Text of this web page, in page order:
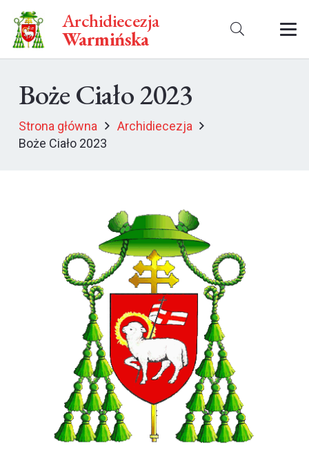
Archidiecezja
Warmińska
Boże Ciało 2023
Strona główna
Archidiecezja
Boże Ciało 2023